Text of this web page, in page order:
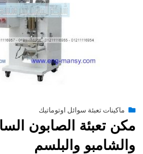
byengmansyPostedأغسطس 27, 2020
ماكينات تعبئة سوائل اوتوماتيك
مكن تعبئة الصابون
والشامبو والبلسم